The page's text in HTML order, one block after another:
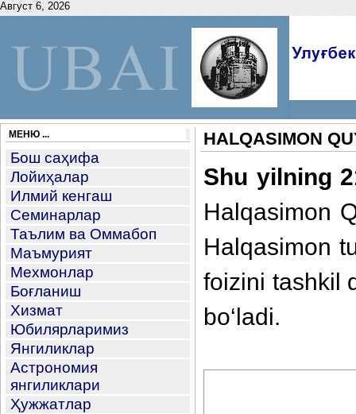
Август 6, 2026
МЕНЮ ...
Бош саҳифа
Лойиҳалар
Илмий кенгаш
Семинарлар
Таълим ва Оммабоп
Маъмурият
Мехмонлар
Боғланиш
Хизмат
Юбилярларимиз
Янгиликлар
Астрономия
янгиликлари
Ҳужжатлар
HALQASIMON
Shu yilning
Halqasimon
Halqasimon
foizini tashkil
bo‘ladi.